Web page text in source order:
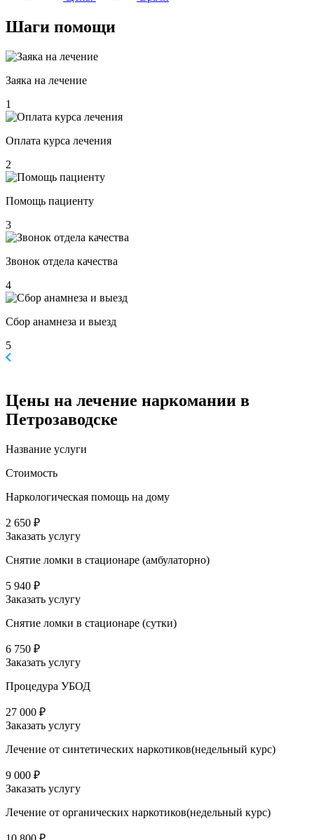
Шаги помощи
Заяка на лечение
1
Оплата курса лечения
2
Помощь пациенту
3
Звонок отдела качества
4
Сбор анамнеза и выезд
5
Цены на лечение наркомании в
Петрозаводске
Название услуги
Стоимость
Наркологическая помощь на дому
2 650 ₽
Заказать услугу
Снятие ломки в стационаре (амбулаторно)
5 940 ₽
Заказать услугу
Снятие ломки в стационаре (сутки)
6 750 ₽
Заказать услугу
Процедура УБОД
27 000 ₽
Заказать услугу
Лечение от синтетических наркотиков(недельный курс)
9 000 ₽
Заказать услугу
Лечение от органических наркотиков(недельный курс)